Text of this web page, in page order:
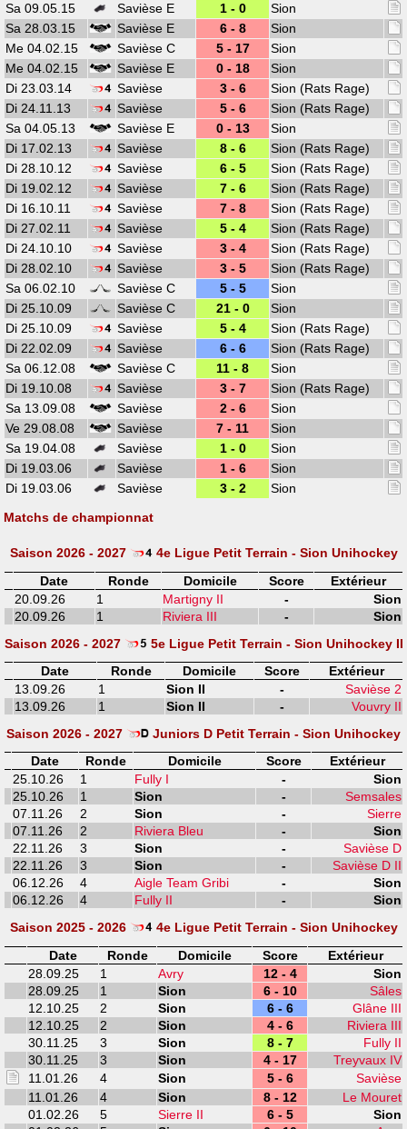
Sa 09.05.15
Savièse E 1 - 0
Sion
Sa 28.03.15
Savièse E 6 - 8
Sion
Me 04.02.15
Savièse C 5 - 17
Sion
Me 04.02.15
Savièse E 0 - 18
Sion
Di 23.03.14
Savièse 3 - 6
Sion (Rats Rage)
Di 24.11.13
Savièse 5 - 6
Sion (Rats Rage)
Sa 04.05.13
Savièse E 0 - 13
Sion
Di 17.02.13
Savièse 8 - 6
Sion (Rats Rage)
Di 28.10.12
Savièse 6 - 5
Sion (Rats Rage)
Di 19.02.12
Savièse 7 - 6
Sion (Rats Rage)
Di 16.10.11
Savièse 7 - 8
Sion (Rats Rage)
Di 27.02.11
Savièse 5 - 4
Sion (Rats Rage)
Di 24.10.10
Savièse 3 - 4
Sion (Rats Rage)
Di 28.02.10
Savièse 3 - 5
Sion (Rats Rage)
Sa 06.02.10
Savièse C 5 - 5
Sion
Di 25.10.09
Savièse C 21 - 0
Sion
Di 25.10.09
Savièse 5 - 4
Sion (Rats Rage)
Di 22.02.09
Savièse 6 - 6
Sion (Rats Rage)
Sa 06.12.08
Savièse C 11 - 8
Sion
Di 19.10.08
Savièse 3 - 7
Sion (Rats Rage)
Sa 13.09.08
Savièse 2 - 6
Sion
Ve 29.08.08
Savièse 7 - 11
Sion
Sa 19.04.08
Savièse 1 - 0
Sion
Di 19.03.06
Savièse 1 - 6
Sion
Di 19.03.06
Savièse 3 - 2
Sion
Matchs de championnat
Saison 2026 - 2027
4e Ligue Petit Terrain - Sion Unihockey
Date
Ronde Domicile Score
Extérieur
20.09.26
1 Martigny II -
Sion
20.09.26
1 Riviera III -
Sion
Saison 2026 - 2027
5e Ligue Petit Terrain - Sion Unihockey II
Date
Ronde Domicile Score
Extérieur
13.09.26
1 Sion II -
Savièse 2
13.09.26
1 Sion II -
Vouvry II
Saison 2026 - 2027
Juniors D Petit Terrain - Sion Unihockey
Date
Ronde Domicile Score
Extérieur
25.10.26
1 Fully I -
Sion
25.10.26
1 Sion -
Semsales
07.11.26
2 Sion -
Sierre
07.11.26
2 Riviera Bleu -
Sion
22.11.26
3 Sion -
Savièse D
22.11.26
3 Sion -
Savièse D II
06.12.26
4 Aigle Team Gribi -
Sion
06.12.26
4 Fully II -
Sion
Saison 2025 - 2026
4e Ligue Petit Terrain - Sion Unihockey
Date
Ronde Domicile Score
Extérieur
28.09.25
1 Avry 12 - 4
Sion
28.09.25
1 Sion 6 - 10
Sâles
12.10.25
2 Sion 6 - 6
Glâne III
12.10.25
2 Sion 4 - 6
Riviera III
30.11.25
3 Sion 8 - 7
Fully II
30.11.25
3 Sion 4 - 17
Treyvaux IV
11.01.26
4 Sion 5 - 6
Savièse
11.01.26
4 Sion 8 - 12
Le Mouret
01.02.26
5 Sierre II 6 - 5
Sion